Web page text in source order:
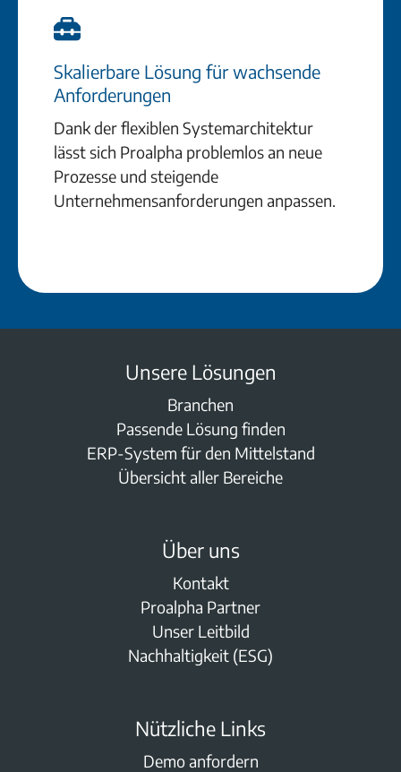
Skalierbare Lösung für wachsende
Anforderungen
Dank der flexiblen Systemarchitektur
lässt sich Proalpha problemlos an neue
Prozesse und steigende
Unternehmensanforderungen anpassen.
Unsere Lösungen
Branchen
Passende Lösung finden
ERP-System für den Mittelstand
Übersicht aller Bereiche
Über uns
Kontakt
Proalpha Partner
Unser Leitbild
Nachhaltigkeit (ESG)
Nützliche Links
Demo anfordern